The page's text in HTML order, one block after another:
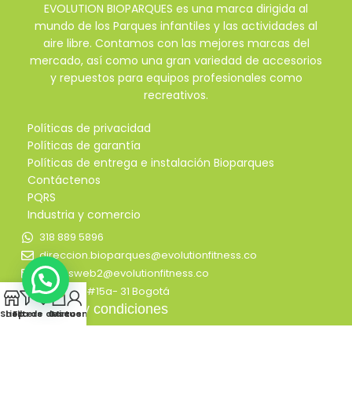
EVOLUTION BIOPARQUES es una marca dirigida al
mundo de los Parques infantiles y las actividades al
aire libre. Contamos con las mejores marcas del
mercado, así como una gran variedad de accesorios
y repuestos para equipos profesionales como
recreativos.
Políticas de privacidad
Políticas de garantía
Políticas de entrega e instalación Bioparques
Contáctenos
PQRS
Industria y comercio
318 889 5896
direccion.bioparques@evolutionfitness.co
ventasweb2@evolutionfitness.co
Calle 122 #15a- 31 Bogotá
Términos y condiciones
ShopFilters
Lista de deseos
0
Cart
Mi cuenta